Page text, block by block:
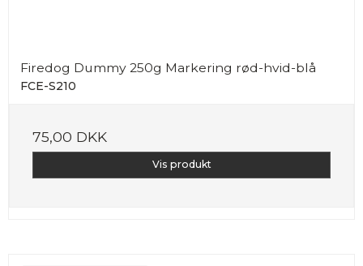
Firedog Dummy 250g Markering rød-hvid-blå
FCE-S210
75,00 DKK
Vis produkt